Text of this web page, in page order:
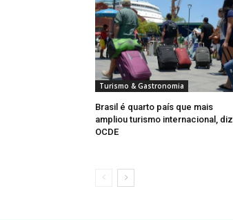
Turismo & Gastronomia
Brasil é quarto país que mais
ampliou turismo internacional, diz
OCDE